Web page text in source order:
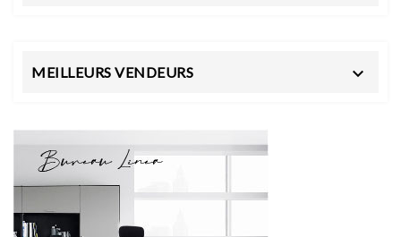
MEILLEURS VENDEURS 